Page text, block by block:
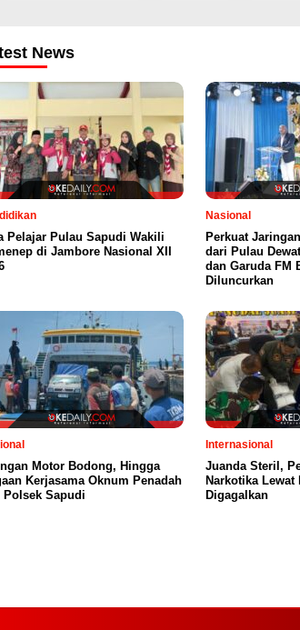
News
Pelajar Pulau Sapudi Wakili
di Jambore Nasional XII
Nasional
Perkuat
dari Pulau
dan Garuda FM
Diluncurkan
Motor Bodong, Hingga
Kerjasama Oknum Penadah
Polsek Sapudi
Internasional
Juanda Steril,
Narkotika Lewat
Digagalkan